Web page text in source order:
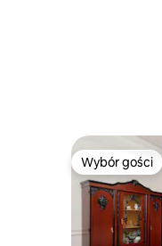
Wybór gości
Wybór gości